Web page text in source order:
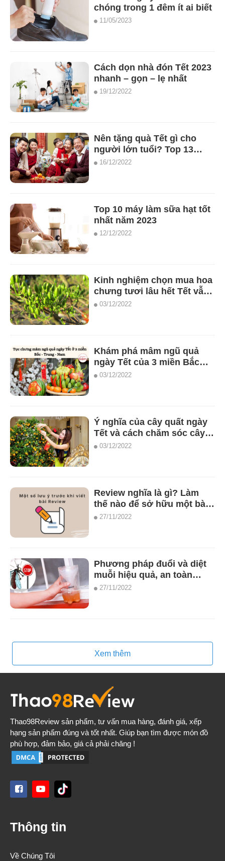
chóng trong 1 đêm ít ai biết
11/05/2023
Cách dọn nhà đón Tết 2023
nhanh – gọn – lẹ nhất
19/12/2022
Nên tặng quà Tết gì cho
người lớn tuổi? Top 13
món quà ý nghĩa nhất 2023
16/12/2022
Top 10 máy làm sữa hạt tốt
nhất năm 2023
12/12/2022
Kinh nghiệm chọn mua hoa
chưng tươi lâu hết Tết vẫn
chưa tàn
03/12/2022
Khám phá mâm ngũ quả
ngày Tết của 3 miền Bắc
Trung Nam
03/12/2022
Ý nghĩa của cây quất ngày
Tết và cách chăm sóc cây
quất để cầu được tài lộc
03/12/2022
Review nghĩa là gì? Làm
thế nào để sở hữu một bài
review chất lượng
27/11/2022
Phương pháp đuổi và diệt
muỗi hiệu quả, an toàn
không độc hại
27/11/2022
Xem thêm
Thao98Review sản phẩm, tư vấn mua hàng, đánh giá, xếp
hạng sản phẩm đúng và tốt nhất. Giúp bạn tìm được món đồ
phù hợp, đảm bảo, giá cả phải chăng !
Thông tin
Về Chúng Tôi